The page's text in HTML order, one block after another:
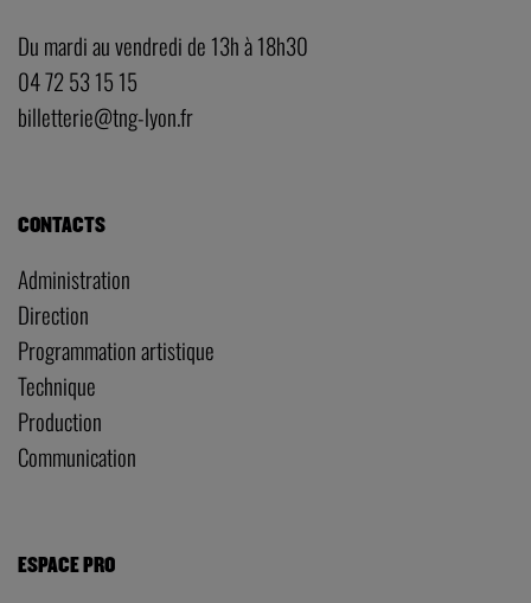
Du mardi au vendredi de 13h à 18h30
04 72 53 15 15
billetterie@tng-lyon.fr
CONTACTS
Administration
Direction
Programmation artistique
Technique
Production
Communication
ESPACE PRO